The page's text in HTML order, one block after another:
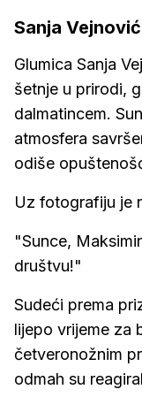
Sanja
Glumica Sanja
šetnje u prirodi,
dalmatincem.
atmosfera
odiše
Uz fotografiju je
"Sunce,
društvu!"
Sudeći prema
lijepo vrijeme za
četveronožnim
odmah su